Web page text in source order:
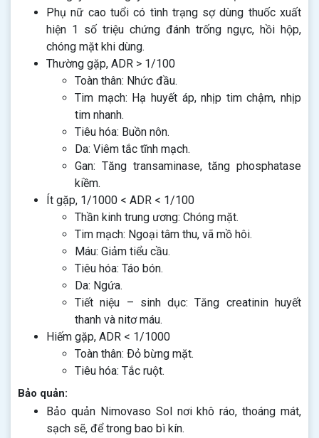
Phụ nữ cao tuổi có tình trạng sợ dùng thuốc xuất
hiện 1 số triệu chứng đánh trống ngực, hồi hộp,
chóng mặt khi dùng.
Thường gặp, ADR > 1/100
Toàn thân: Nhức đầu.
Tim mạch: Hạ huyết áp, nhịp tim chậm, nhịp
tim nhanh.
Tiêu hóa: Buồn nôn.
Da: Viêm tắc tĩnh mạch.
Gan: Tăng transaminase, tăng phosphatase
kiềm.
Ít gặp, 1/1000 < ADR < 1/100
Thần kinh trung ương: Chóng mặt.
Tim mạch: Ngoại tâm thu, vã mồ hôi.
Máu: Giảm tiểu cầu.
Tiêu hóa: Táo bón.
Da: Ngứa.
Tiết niệu – sinh dục: Tăng creatinin huyết
thanh và nitơ máu.
Hiếm gặp, ADR < 1/1000
Toàn thân: Ðỏ bừng mặt.
Tiêu hóa: Tắc ruột.
Bảo quản:
Bảo quản Nimovaso Sol nơi khô ráo, thoáng mát,
sạch sẽ, để trong bao bì kín.